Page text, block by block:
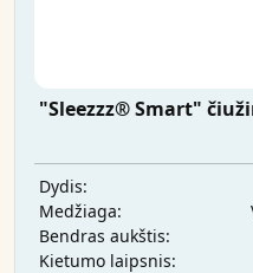
"Sleezzz® Smart"
Dydis:
Medžiaga:
Bendras aukštis:
Kietumo laipsnis: